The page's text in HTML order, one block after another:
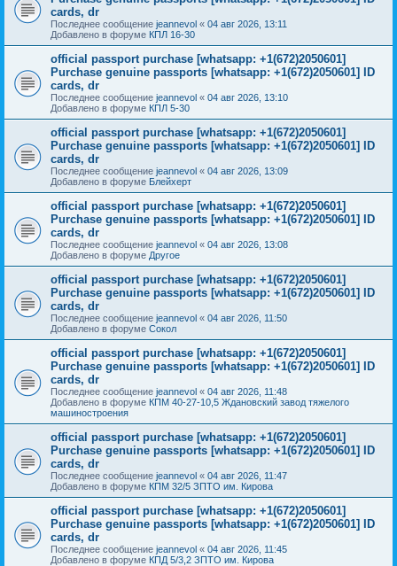
cards, dr
Последнее сообщение jeannevol « 04 авг 2026, 13:11
Добавлено в форуме КПЛ 16-30
official passport purchase [whatsapp: +1(672)2050601]
Purchase genuine passports [whatsapp: +1(672)2050601] ID
cards, dr
Последнее сообщение jeannevol « 04 авг 2026, 13:10
Добавлено в форуме КПЛ 5-30
official passport purchase [whatsapp: +1(672)2050601]
Purchase genuine passports [whatsapp: +1(672)2050601] ID
cards, dr
Последнее сообщение jeannevol « 04 авг 2026, 13:09
Добавлено в форуме Блейхерт
official passport purchase [whatsapp: +1(672)2050601]
Purchase genuine passports [whatsapp: +1(672)2050601] ID
cards, dr
Последнее сообщение jeannevol « 04 авг 2026, 13:08
Добавлено в форуме Другое
official passport purchase [whatsapp: +1(672)2050601]
Purchase genuine passports [whatsapp: +1(672)2050601] ID
cards, dr
Последнее сообщение jeannevol « 04 авг 2026, 11:50
Добавлено в форуме Сокол
official passport purchase [whatsapp: +1(672)2050601]
Purchase genuine passports [whatsapp: +1(672)2050601] ID
cards, dr
Последнее сообщение jeannevol « 04 авг 2026, 11:48
Добавлено в форуме КПМ 40-27-10,5 Ждановский завод тяжелого
машиностроения
official passport purchase [whatsapp: +1(672)2050601]
Purchase genuine passports [whatsapp: +1(672)2050601] ID
cards, dr
Последнее сообщение jeannevol « 04 авг 2026, 11:47
Добавлено в форуме КПМ 32/5 ЗПТО им. Кирова
official passport purchase [whatsapp: +1(672)2050601]
Purchase genuine passports [whatsapp: +1(672)2050601] ID
cards, dr
Последнее сообщение jeannevol « 04 авг 2026, 11:45
Добавлено в форуме КПД 5/3,2 ЗПТО им. Кирова